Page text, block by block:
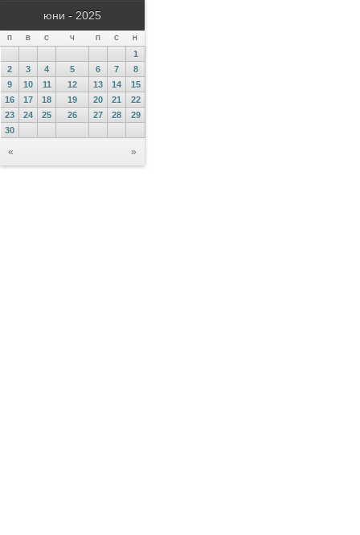
юни - 2025
П В С Ч П С Н
« »
1
2
3 4 5 6 7
8
9
10 11 12 13 14
15
16
17 18 19 20 21
22
23
24 25 26 27 28
29
30